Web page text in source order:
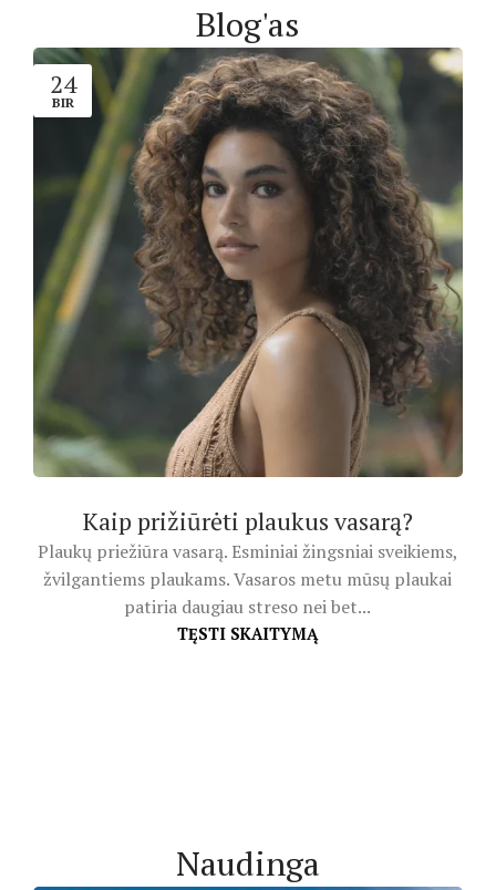
Blog'as
24
BIR
Kaip prižiūrėti plaukus vasarą?
Plaukų priežiūra vasarą. Esminiai žingsniai sveikiems,
žvilgantiems plaukams. Vasaros metu mūsų plaukai
patiria daugiau streso nei bet...
TĘSTI SKAITYMĄ
Naudinga